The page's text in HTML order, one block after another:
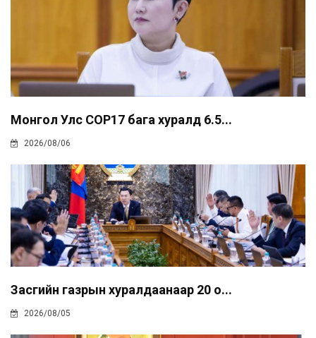
Монгол Улс COP17 бага хуралд 6.5...
2026/08/06
Засгийн газрын хуралдаанаар 20 о...
2026/08/05